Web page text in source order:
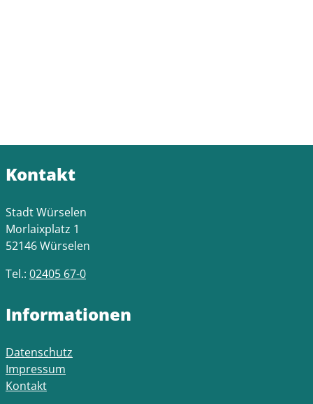
Kontakt
Stadt Würselen
Morlaixplatz 1
52146 Würselen
Tel.: 02405 67-0
Informationen
Datenschutz
Impressum
Kontakt